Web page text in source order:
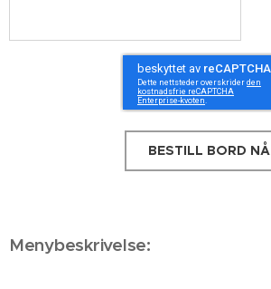
BESTILL BORD NÅ
Menybeskrivelse: